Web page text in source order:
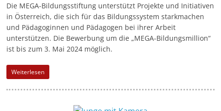
g
|
S
p
d
Die MEGA-Bildungsstiftung unterstützt Projekte und Initiativen
in Österreich, die sich für das Bildungssystem starkmachen
und Pädagoginnen und Pädagogen bei ihrer Arbeit
unterstützen. Die Bewerbung um die „MEGA-Bildungsmillion“
ist bis zum 3. Mai 2024 möglich.
Weiterlesen